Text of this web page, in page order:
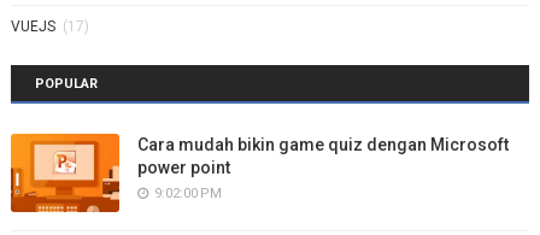
VUEJS (17)
POPULAR
Cara mudah bikin game quiz dengan Microsoft
power point
9:02:00 PM